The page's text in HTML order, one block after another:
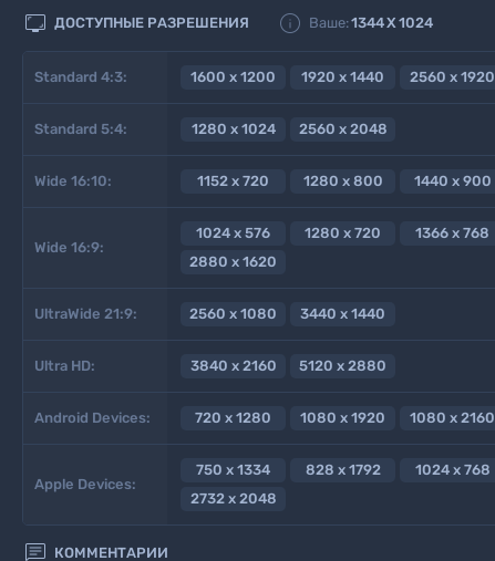
 ДОСТУПНЫЕ РАЗРЕШЕНИЯ  Ваше:1344X 1024
Standard 4:3: 1600 x 1200 1920 x 1440 2560 x 1920
Standard 5:4: 1280 x 1024 2560 x 2048
Wide 16:10: 1152 x 720 1280 x 800 1440 x 900
Wide 16:9:
1024 x 576 1280 x 720 1366 x 768
2880 x 1620
UltraWide 21:9: 2560 x 1080 3440 x 1440
Ultra HD: 3840 x 2160 5120 x 2880
Android Devices: 720 x 1280 1080 x 1920 1080 x 2160
Apple Devices:
750 x 1334 828 x 1792 1024 x 768
2732 x 2048
 КОММЕНТАРИИ